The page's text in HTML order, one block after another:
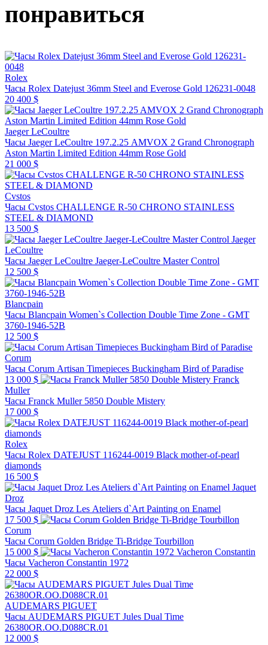
понравиться
Rolex
Часы Rolex Datejust 36mm Steel and Everose Gold 126231-0048
20 400 $
Jaeger LeCoultre
Часы Jaeger LeCoultre 197.2.25 AMVOX 2 Grand Chronograph
Aston Martin Limited Edition 44mm Rose Gold
21 000 $
Cvstos
Часы Cvstos CHALLENGE R-50 CHRONO STAINLESS
STEEL & DIAMOND
13 500 $
Jaeger
LeCoultre
Часы Jaeger LeCoultre Jaeger-LeCoultre Master Control
12 500 $
Blancpain
Часы Blancpain Women`s Collection Double Time Zone - GMT
3760-1946-52B
12 500 $
Corum
Часы Corum Artisan Timepieces Buckingham Bird of Paradise
13 000 $
Franck
Muller
Часы Franck Muller 5850 Double Mistery
17 000 $
Rolex
Часы Rolex DATEJUST 116244-0019 Black mother-of-pearl
diamonds
16 500 $
Jaquet
Droz
Часы Jaquet Droz Les Ateliers d`Art Painting on Enamel
17 500 $
Corum
Часы Corum Golden Bridge Ti-Bridge Tourbillon
15 000 $
Vacheron Constantin
Часы Vacheron Constantin 1972
22 000 $
AUDEMARS PIGUET
Часы AUDEMARS PIGUET Jules Dual Time
26380OR.OO.D088CR.01
12 000 $